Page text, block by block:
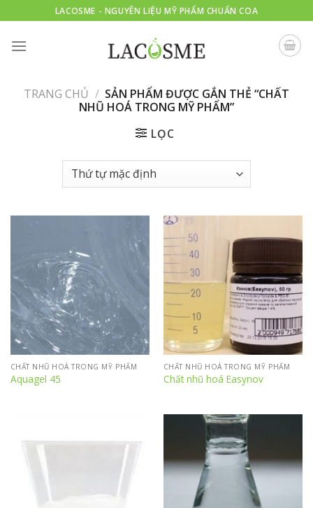
to
content
LACOSME - NGUYÊN LIỆU MỸ PHẨM CHUẨN COA
TRANG CHỦ / SẢN PHẨM ĐƯỢC GẮN THẺ “CHẤT
NHŨ HOÁ TRONG MỸ PHẨM”
LỌC
CHẤT NHŨ HOÁ TRONG MỸ PHẨM
Aquagel 45
CHẤT NHŨ HOÁ TRONG MỸ PHẨM
Chất nhũ hoá Easynov